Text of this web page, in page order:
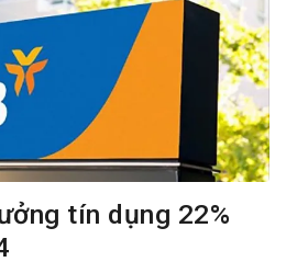
tín dụng 22%